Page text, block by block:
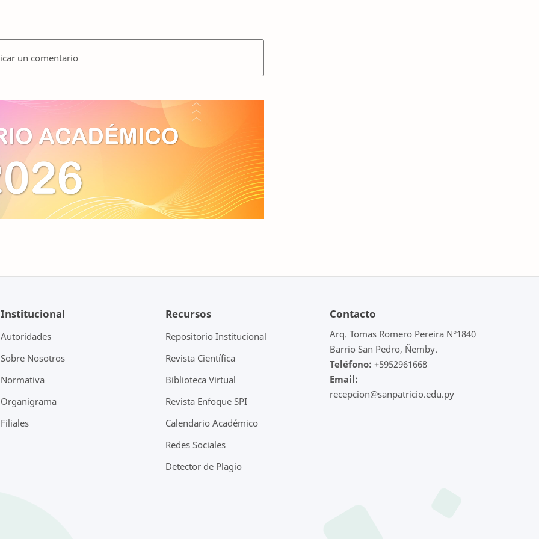
un comentario
Institucional
Autoridades
Sobre Nosotros
Normativa
Organigrama
Filiales
Recursos
Repositorio Institucional
Revista Científica
Biblioteca Virtual
Revista Enfoque SPI
Calendario Académico
Redes Sociales
Detector de Plagio
Contacto
Arq. Tomas Romero Pereira N°1840
Barrio San Pedro, Ñemby.
Teléfono: +5952961668
Email:
recepcion@sanpatricio.edu.py